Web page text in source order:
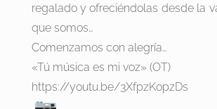
regalado y ofreciéndolas desde la
que somos…
Comenzamos con alegría…
«Tú música es mi voz» (OT)
https://youtu.be/3XfpzKopzDs